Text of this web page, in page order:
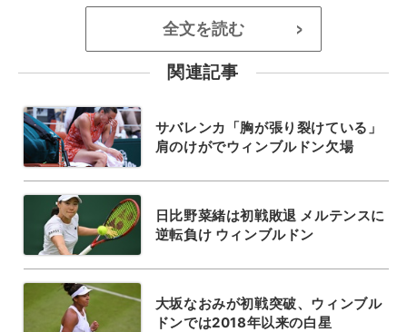
全文を読む >
関連記事
サバレンカ「胸が張り裂けている」
肩のけがでウィンブルドン欠場
日比野菜緒は初戦敗退 メルテンスに
逆転負け ウィンブルドン
大坂なおみが初戦突破、ウィンブル
ドンでは2018年以来の白星